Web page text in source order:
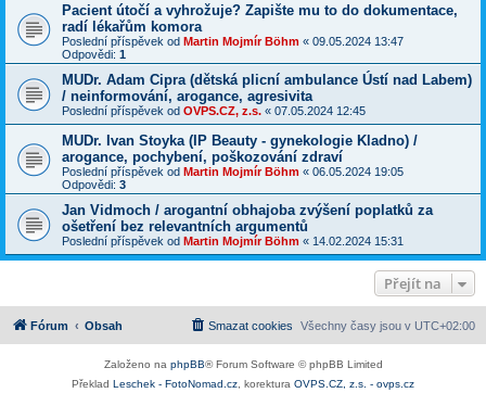
Pacient útočí a vyhrožuje? Zapište mu to do dokumentace,
radí lékařům komora
Poslední příspěvek od Martin Mojmír Böhm « 09.05.2024 13:47
Odpovědi: 1
MUDr. Adam Cipra (dětská plicní ambulance Ústí nad Labem)
/ neinformování, arogance, agresivita
Poslední příspěvek od OVPS.CZ, z.s. « 07.05.2024 12:45
MUDr. Ivan Stoyka (IP Beauty - gynekologie Kladno) /
arogance, pochybení, poškozování zdraví
Poslední příspěvek od Martin Mojmír Böhm « 06.05.2024 19:05
Odpovědi: 3
Jan Vidmoch / arogantní obhajoba zvýšení poplatků za
ošetření bez relevantních argumentů
Poslední příspěvek od Martin Mojmír Böhm « 14.02.2024 15:31
Přejít na
Fórum Obsah Všechny časy jsou v UTC+02:00
Smazat cookies
Založeno na phpBB® Forum Software © phpBB Limited
Překlad Leschek - FotoNomad.cz , korektura OVPS.CZ, z.s. - ovps.cz